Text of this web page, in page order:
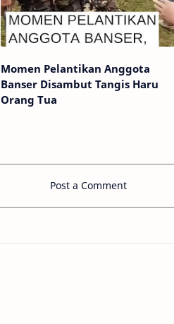
Momen Pelantikan Anggota
Banser Disambut Tangis Haru
Orang Tua
Post a Comment